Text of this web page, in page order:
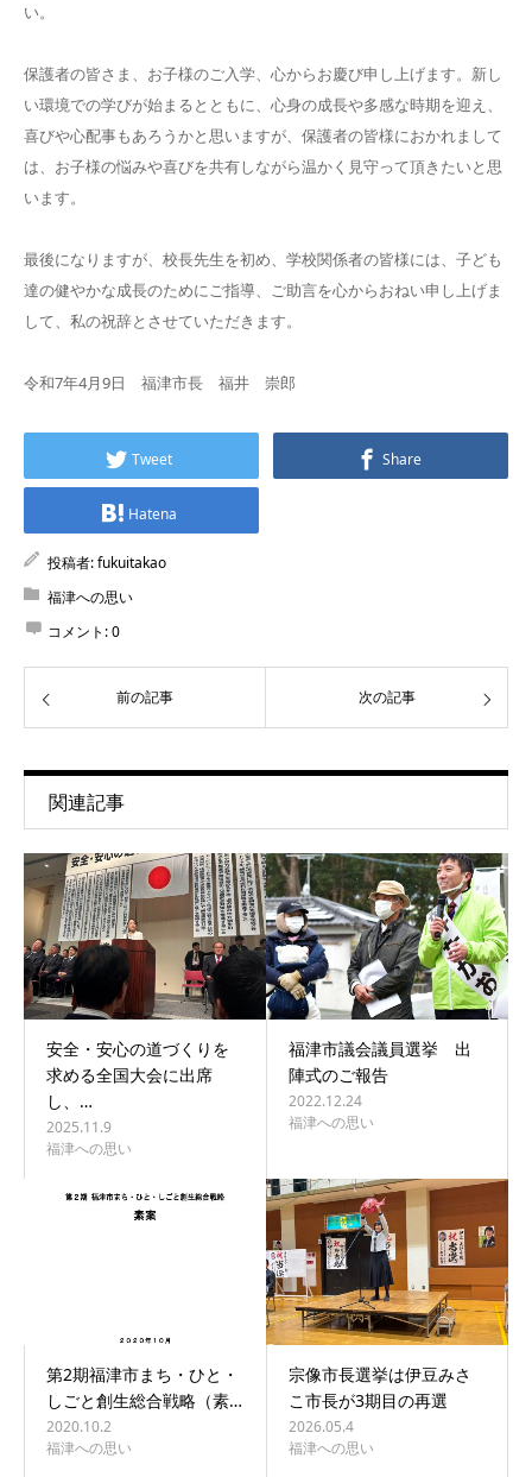
い。
保護者の皆さま、お子様のご入学、心からお慶び申し上げます。新し
い環境での学びが始まるとともに、心身の成長や多感な時期を迎え、
喜びや心配事もあろうかと思いますが、保護者の皆様におかれまして
は、お子様の悩みや喜びを共有しながら温かく見守って頂きたいと思
います。
最後になりますが、校長先生を初め、学校関係者の皆様には、子ども
達の健やかな成長のためにご指導、ご助言を心からおねい申し上げま
して、私の祝辞とさせていただきます。
令和7年4月9日 福津市長 福井 崇郎
Tweet Share
Hatena
投稿者:fukuitakao
福津への思い
コメント:0
前の記事 次の記事
関連記事
安全・安心の道づくりを
求める全国大会に出席
し、…
2025.11.9
福津への思い
福津市議会議員選挙 出
陣式のご報告
2022.12.24
福津への思い
第2期福津市まち・ひと・
しごと創生総合戦略（素…
2020.10.2
福津への思い
宗像市長選挙は伊豆みさ
こ市長が3期目の再選
2026.05.4
福津への思い